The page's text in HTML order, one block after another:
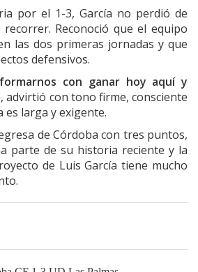
por el 1-3, García no perdió de
Reconoció que el equipo
las dos primeras jornadas y que
defensivos.
con ganar hoy aquí y
, advirtió con tono firme, consciente
es larga y exigente.
de Córdoba con tres puntos,
parte de su historia reciente y la
de Luis García tiene mucho